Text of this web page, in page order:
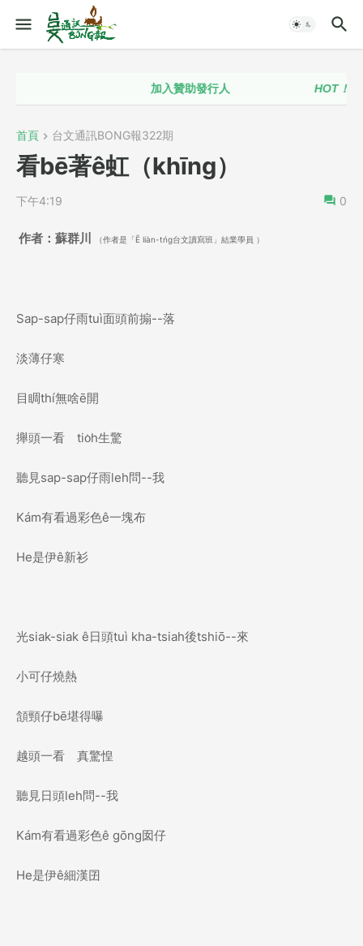
加入贊助發行人 HOT！！ 台
首頁 台文通訊BONG報322期
看bē著ê虹（khīng）
下午4:19 0
作者：蘇群川 （作者是「Ē liàn-tńg台文讀寫班」結業學員 ）
Sap-sap仔雨tuì面頭前搧--落
淡薄仔寒
目睭thí無啥ē開
攑頭一看 tio̍h生驚
聽見sap-sap仔雨leh問--我
Kám有看過彩色ê一塊布
He是伊ê新衫
光siak-siak ê日頭tuì kha-tsiah後tshiō--來
小可仔燒熱
頷頸仔bē堪得曝
越頭一看 真驚惶
聽見日頭leh問--我
Kám有看過彩色ê gōng囡仔
He是伊ê細漢囝